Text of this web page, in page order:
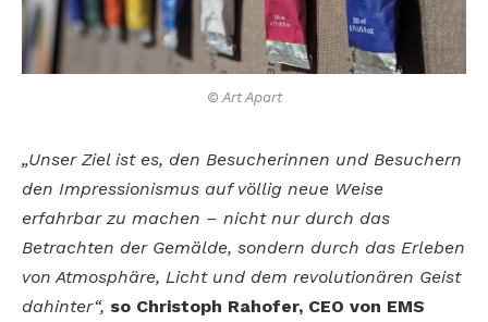
© Art Apart
„Unser Ziel ist es, den Besucherinnen und Besuchern
den Impressionismus auf völlig neue Weise
erfahrbar zu machen – nicht nur durch das
Betrachten der Gemälde, sondern durch das Erleben
von Atmosphäre, Licht und dem revolutionären Geist
dahinter“, so Christoph Rahofer, CEO von EMS